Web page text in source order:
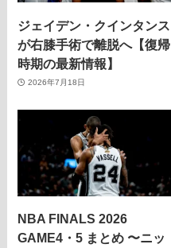
ジェイデン・クインタンス
が右膝手術で離脱へ【復帰
時期の最新情報】
2026年7月18日
NBA FINALS 2026
GAME4・5 まとめ 〜ニッ